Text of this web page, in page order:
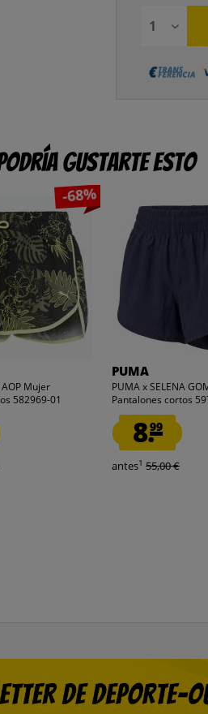
podría gustarte esto
-68%
Mujer
582969-01
PUMA
PUMA x SELENA
Pantalones cortos
8.99
antes1 55,00 €